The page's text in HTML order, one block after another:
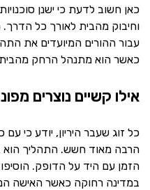
כאן חשוב לדעת כי ישנן
וחיבוק מהבית לאורך כל
עבור ההורים המיועדים את
כאשר הוא מתנהל הרחק
אילו קשיים נוצרים
כל זוג שעבר היריון, יודע כי
הרבה מאוד חשש. התהליך הוא
הזמן עם היד על הדופק.
במדינה רחוקה כאשר האישה